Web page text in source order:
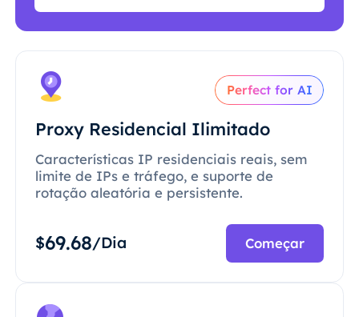
Perfect for AI
Proxy Residencial Ilimitado
Características IP residenciais reais, sem
limite de IPs e tráfego, e suporte de
rotação aleatória e persistente.
$69.68/Dia Começar